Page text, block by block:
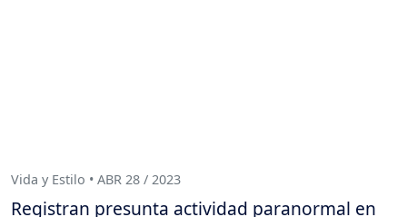
Vida y Estilo • ABR 28 / 2023
Registran presunta actividad paranormal en